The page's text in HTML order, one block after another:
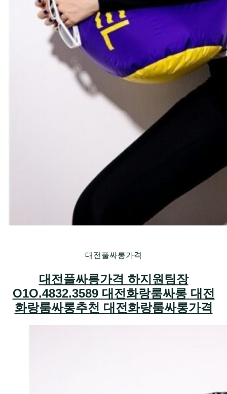
대전풀싸롱가격
대전풀싸롱가격 하지원팀장
O1O.4832.3589 대전화랑룸싸롱 대전
화랑룸싸롱추천 대전화랑룸싸롱가격